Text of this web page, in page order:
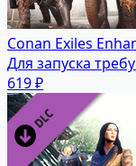
Conan Exiles
Для запуска
619 ₽